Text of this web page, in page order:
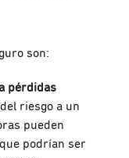
son:
pérdidas
riesgo a un
pueden
podrían ser